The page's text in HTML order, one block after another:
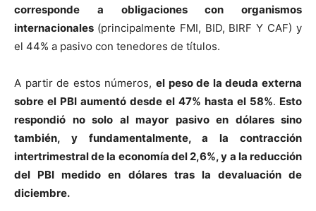
corresponde a obligaciones con organismos
internacionales (principalmente FMI, BID, BIRF Y CAF) y
el 44% a pasivo con tenedores de títulos.
A partir de estos números, el peso de la deuda externa
sobre el PBI aumentó desde el 47% hasta el 58%. Esto
respondió no solo al mayor pasivo en dólares sino
también, y fundamentalmente, a la contracción
intertrimestral de la economía del 2,6%, y a la reducción
del PBI medido en dólares tras la devaluación de
diciembre.